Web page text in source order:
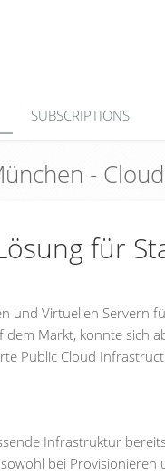
SUBSCRIPTIONS
-
für
und Virtuellen Servern
dem Markt, konnte sich
Public Cloud
Infrastruktur
bei Provisionieren